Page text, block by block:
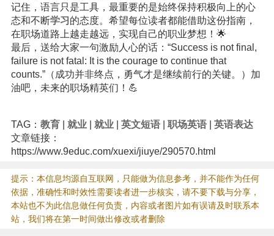
记住，语言只是工具，最重要的是始终保持积极向上的心
态和不断学习 的态度。希望每位读者都能借助这份指南，
在职场道路上越走越远，实现自己的职业梦想！🌟
最后，送给大家一句激励人心的话：“Success is not final,
failure is not fatal: It is the courage to continue that
counts.”（成功并非终点，勇气才是继续前行的关键。）加
油吧，未来的职场精英们！💪
TAG： 教育| 就业| 就业| 英文短语| 职场英语| 英语表达
文章链接：
https://www.9educ.com/xuexi/jiuye/290570.html
提示：本信息均源自互联网，只能做为信息参考，并不能作为任何
依据，准确性和时效性需要读者进一步核实，请不要下载与分享，
本站也不为此信息做任何负责，内容或者图片如有误请及时联系本
站，我们将在第一时间做出修改或者删除